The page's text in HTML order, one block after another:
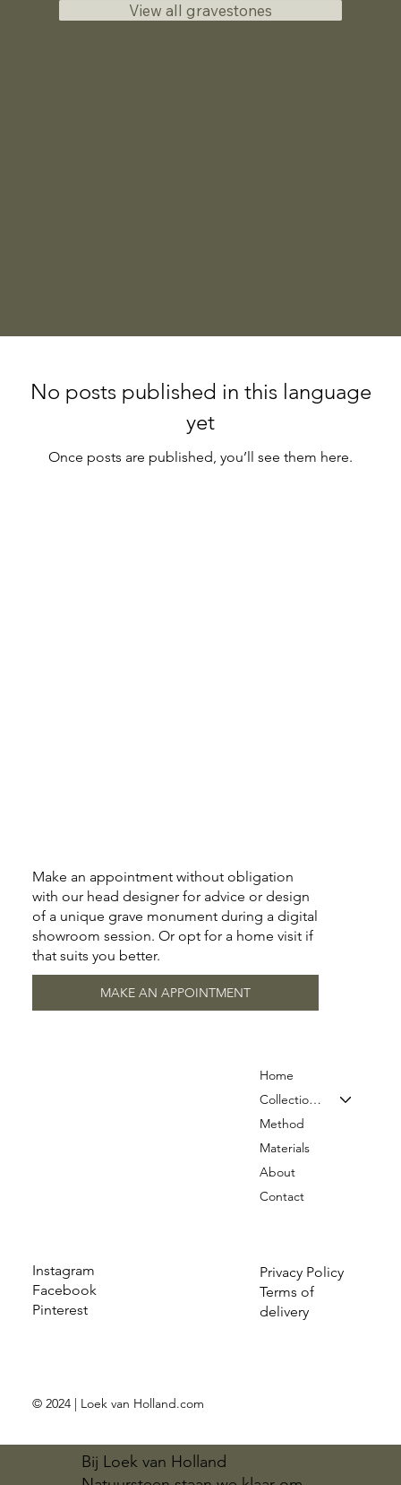
Bij Loek van Holland
View all gravestones
No posts published in this language
yet
Once posts are published, you’ll see them here.
Instagram
Facebook
Pinterest
Privacy Policy
Terms of
delivery
Home
Collection & Prices
Method
Materials
About
Contact
© 2024 | Loek van Holland.com
Make an appointment without obligation
with our head designer for advice or design
of a unique grave monument during a digital
showroom session. Or opt for a home visit if
that suits you better.
MAKE AN APPOINTMENT